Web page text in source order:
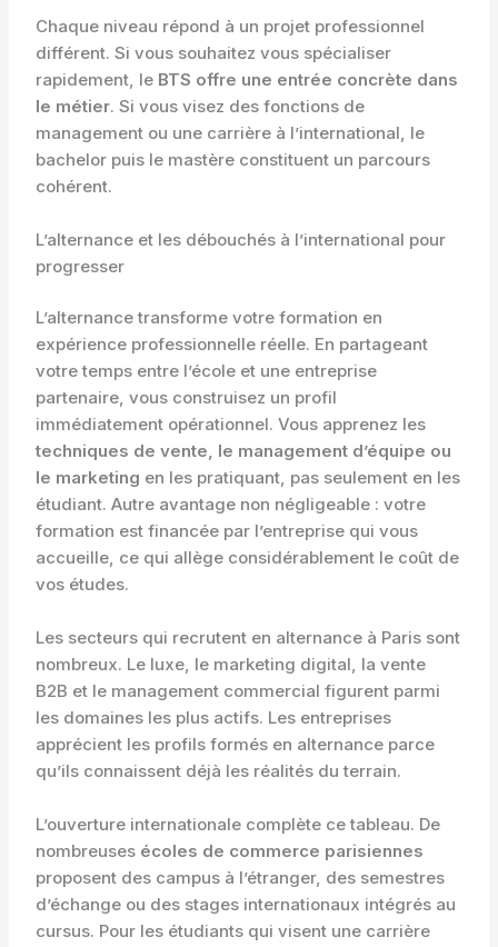
Chaque niveau répond à un projet professionnel
différent. Si vous souhaitez vous spécialiser
rapidement, le BTS offre une entrée concrète dans
le métier. Si vous visez des fonctions de
management ou une carrière à l’international, le
bachelor puis le mastère constituent un parcours
cohérent.
L’alternance et les débouchés à l’international pour
progresser
L’alternance transforme votre formation en
expérience professionnelle réelle. En partageant
votre temps entre l’école et une entreprise
partenaire, vous construisez un profil
immédiatement opérationnel. Vous apprenez les
techniques de vente, le management d’équipe ou
le marketing en les pratiquant, pas seulement en les
étudiant. Autre avantage non négligeable : votre
formation est financée par l’entreprise qui vous
accueille, ce qui allège considérablement le coût de
vos études.
Les secteurs qui recrutent en alternance à Paris sont
nombreux. Le luxe, le marketing digital, la vente
B2B et le management commercial figurent parmi
les domaines les plus actifs. Les entreprises
apprécient les profils formés en alternance parce
qu’ils connaissent déjà les réalités du terrain.
L’ouverture internationale complète ce tableau. De
nombreuses écoles de commerce parisiennes
proposent des campus à l’étranger, des semestres
d’échange ou des stages internationaux intégrés au
cursus. Pour les étudiants qui visent une carrière